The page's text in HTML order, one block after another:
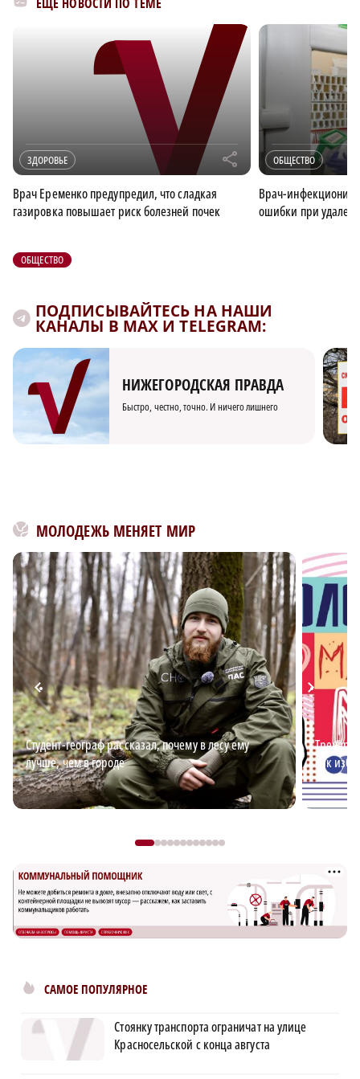
ЗДОРОВЬЕ r
Врач Еременко предупредил, что сладкая
газировка повышает риск болезней почек
ОБЩЕСТВО
Врач-
ошибки при
ОБЩЕСТВО
ПОДПИСЫВАЙТЕСЬ НА НАШИ
КАНАЛЫ В MAX И TELEGRAM:
НИЖЕГОРОДСКАЯ ПРАВДА
Быстро, честно, точно. И ничего лишнего
МОЛОДЕЖЬ МЕНЯЕТ МИР
Студент-географ рассказал, почему в лесу ему
лучше, чем в городе
Тренер
как
САМОЕ ПОПУЛЯРНОЕ
Стоянку транспорта ограничат на улице
Красносельской с конца августа